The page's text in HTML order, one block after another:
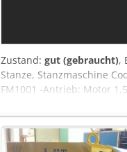
Zustand: gut (gebraucht),
Stanze, Stanzmaschine
FM1001 -Antrieb: Motor